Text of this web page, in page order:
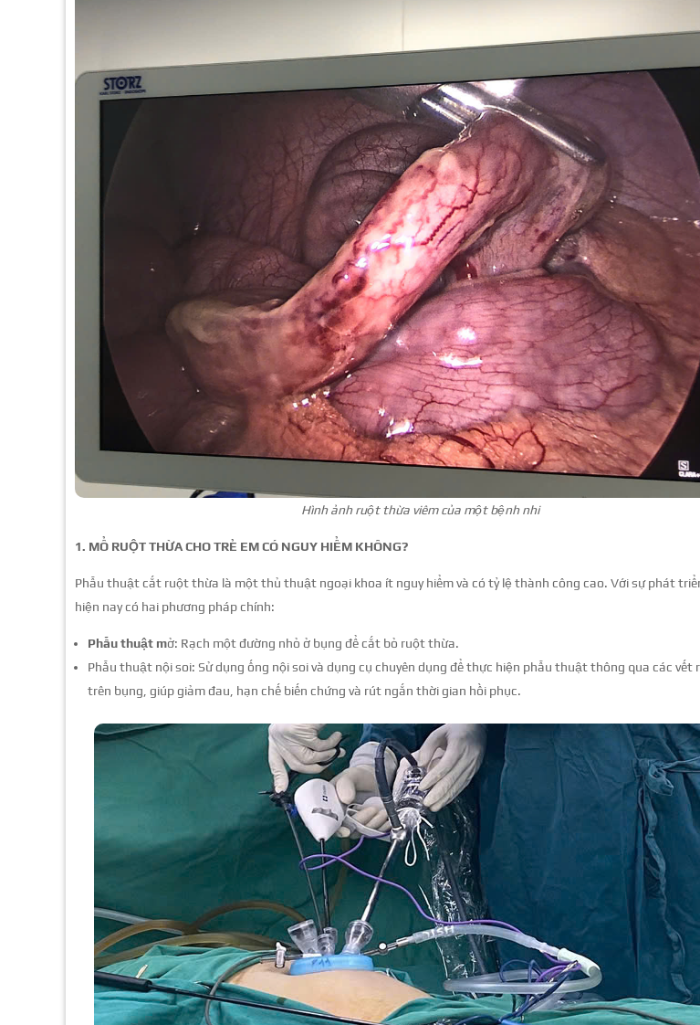
Hình ảnh ruột thừa viêm của một bệnh nhi
1. MỔ RUỘT THỪA CHO TRẺ EM CÓ NGUY HIỂM KHÔNG?
Phẫu thuật cắt ruột thừa là một thủ thuật ngoại khoa ít nguy hiểm và có tỷ lệ thành công cao. Với sự phát
hiện nay có hai phương pháp chính:
Phẫu thuật mở: Rạch một đường nhỏ ở bụng để cắt bỏ ruột thừa.
Phẫu thuật nội soi: Sử dụng ống nội soi và dụng cụ chuyên dụng để thực hiện phẫu thuật thông qua các vết
trên bụng, giúp giảm đau, hạn chế biến chứng và rút ngắn thời gian hồi phục.